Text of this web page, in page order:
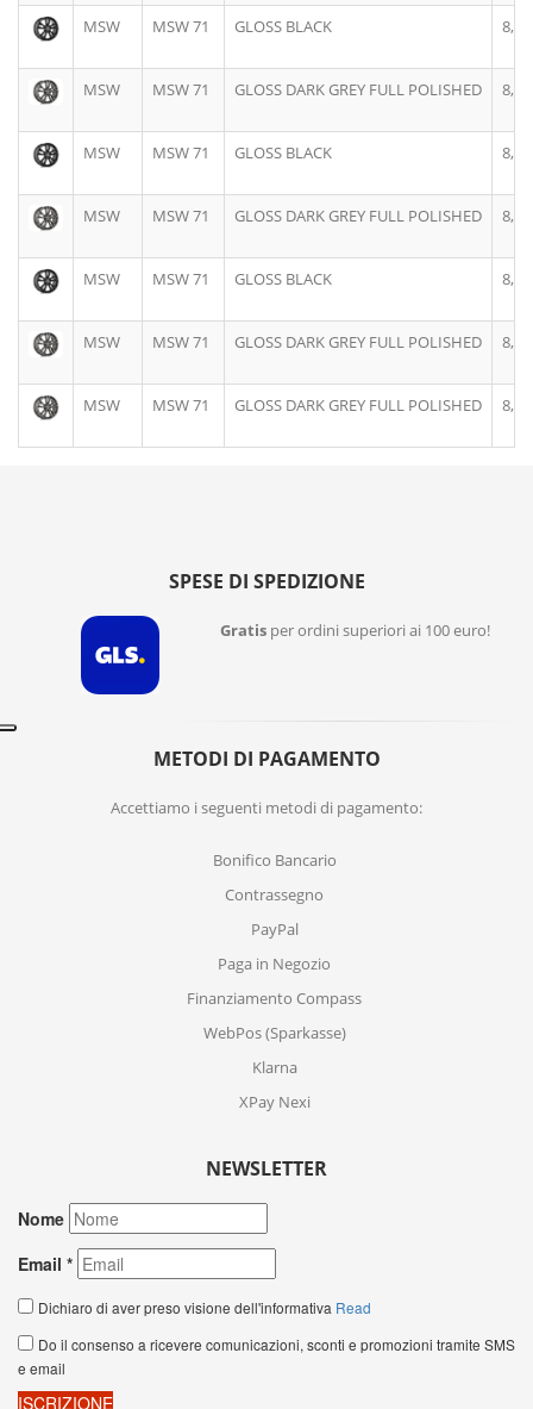
MSW MSW 71 GLOSS BLACK 8,0J
MSW MSW 71 GLOSS DARK GREY FULL POLISHED 8,0J
MSW MSW 71 GLOSS BLACK 8,0J
MSW MSW 71 GLOSS DARK GREY FULL POLISHED 8,0J
MSW MSW 71 GLOSS BLACK 8,0J
MSW MSW 71 GLOSS DARK GREY FULL POLISHED 8,0J
MSW MSW 71 GLOSS DARK GREY FULL POLISHED 8,5J
SPESE DI SPEDIZIONE
Gratis per ordini superiori ai 100 euro!
METODI DI PAGAMENTO
Accettiamo i seguenti metodi di pagamento:
Bonifico Bancario
Contrassegno
PayPal
Paga in Negozio
Finanziamento Compass
WebPos (Sparkasse)
Klarna
XPay Nexi
NEWSLETTER